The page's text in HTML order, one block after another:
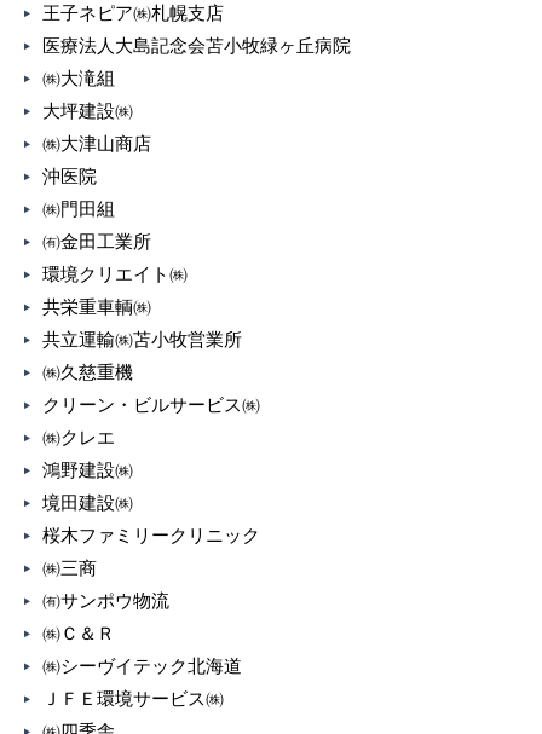
王子ネピア㈱札幌支店
医療法人大島記念会苫小牧緑ヶ丘病院
㈱大滝組
大坪建設㈱
㈱大津山商店
沖医院
㈱門田組
㈲金田工業所
環境クリエイト㈱
共栄重車輌㈱
共立運輸㈱苫小牧営業所
㈱久慈重機
クリーン・ビルサービス㈱
㈱クレエ
鴻野建設㈱
境田建設㈱
桜木ファミリークリニック
㈱三商
㈲サンポウ物流
㈱Ｃ＆Ｒ
㈱シーヴイテック北海道
ＪＦＥ環境サービス㈱